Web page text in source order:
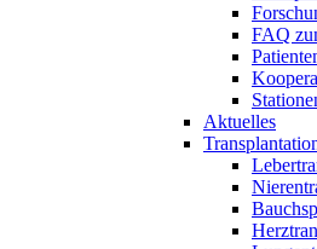
FAQ
Aktuelles